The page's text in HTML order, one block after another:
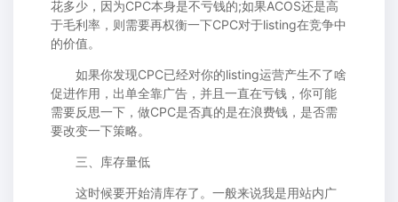
花多少，因为CPC本身是不亏钱的;如果ACOS还是高
于毛利率，则需要再权衡一下CPC对于listing在竞争中
的价值。
如果你发现CPC已经对你的listing运营产生不了啥
促进作用，出单全靠广告，并且一直在亏钱，你可能
需要反思一下，做CPC是否真的是在浪费钱，是否需
要改变一下策略。
三、库存量低
这时候要开始清库存了。一般来说我是用站内广